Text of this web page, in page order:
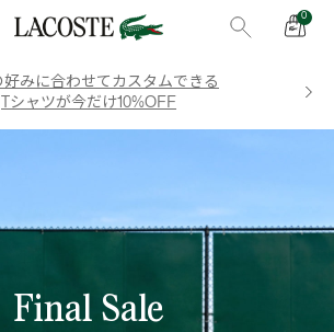
0
好みに合わせてカスタムできる
Tシャツが今だけ10%OFF
Final Sale